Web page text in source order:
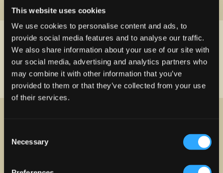
This website uses cookies
We use cookies to personalise content and ads, to
provide social media features and to analyse our traffic.
We also share information about your use of our site with
our social media, advertising and analytics partners who
may combine it with other information that you’ve
provided to them or that they’ve collected from your use
of their services.
Selection
Necessary
¿EXISTEN
OPORTUNIDADES DE
EMPLEO EN PLAZA DEL
CARIBE?
PUERTORRIQUEÑO EN